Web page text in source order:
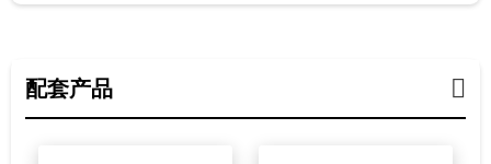
配套产品